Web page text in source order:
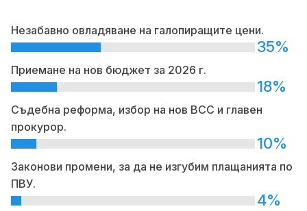
Незабавно овладяване на галопиращите цени.
35%
Приемане на нов бюджет за 2026 г.
18%
Съдебна реформа, избор на нов ВСС и главен
прокурор.
10%
Законови промени, за да не изгубим плащанията по
ПВУ.
4%